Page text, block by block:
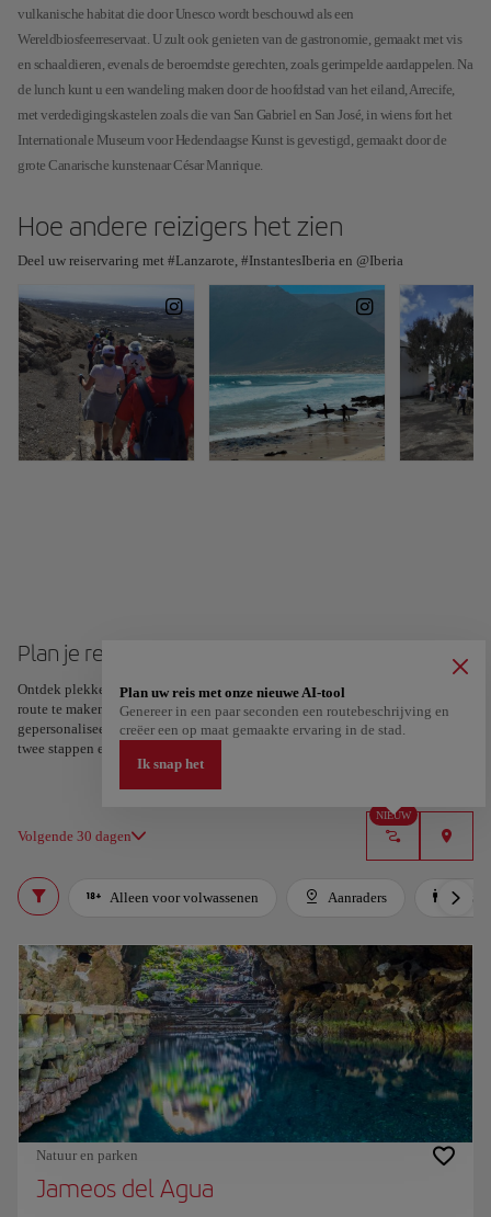
vulkanische habitat die door Unesco wordt beschouwd als een
Wereldbiosfeerreservaat. U zult ook genieten van de gastronomie, gemaakt met vis
en schaaldieren, evenals de beroemdste gerechten, zoals gerimpelde aardappelen. Na
de lunch kunt u een wandeling maken door de hoofdstad van het eiland, Arrecife,
met verdedigingskastelen zoals die van San Gabriel en San José, in wiens fort het
Internationale Museum voor Hedendaagse Kunst is gevestigd, gemaakt door de
grote Canarische kunstenaar César Manrique.
Hoe andere reizigers het zien
Deel uw reiservaring met #Lanzarote, #InstantesIberia en @Iberia
Plan je reis naar Lanzarote
Ontdek plekken en ervaringen en markeer je favorieten met een hart om je
route te maken en te delen. Op zoek naar meer inspiratie? Ontvang een
gepersonaliseerde route op basis van je interesses en reisduur – in slechts
twee stappen en te downloaden in Google Maps.
Volgende 30 dagen
NIEUW
Plan uw reis met onze nieuwe AI-tool
Genereer in een paar seconden een routebeschrijving en
creëer een op maat gemaakte ervaring in de stad.
Ik snap het
Alleen voor volwassenen Aanraders Voor
Natuur en parken
Jameos del Agua